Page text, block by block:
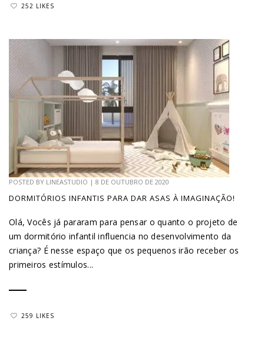
252 LIKES
POSTED BY LINEASTUDIO | 8 DE OUTUBRO DE 2020
DORMITÓRIOS INFANTIS PARA DAR ASAS À IMAGINAÇÃO!
Olá, Vocês já pararam para pensar o quanto o projeto de
um dormitório infantil influencia no desenvolvimento da
criança? É nesse espaço que os pequenos irão receber os
primeiros estímulos...
259 LIKES